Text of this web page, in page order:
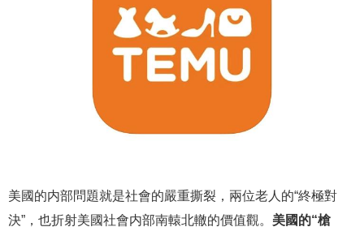
美國的内部問題就是社會的嚴重撕裂，兩位老人的“終極對
決”，也折射美國社會内部南轅北轍的價值觀。 美國的“槍